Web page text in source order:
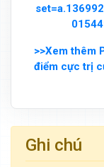
>>Xem thêm
điểm cực trị
Ghi chú